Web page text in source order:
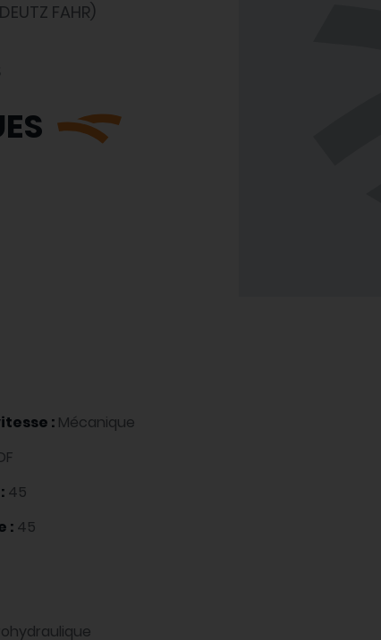
FAHR)
: Mécanique
45
: 45